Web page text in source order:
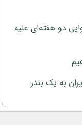
دو هفته‌ای علیه
به یک بندر